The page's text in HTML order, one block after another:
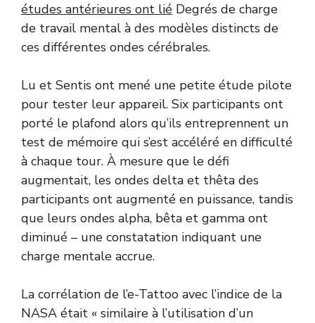
études antérieures ont lié Degrés de charge
de travail mental à des modèles distincts de
ces différentes ondes cérébrales.
Lu et Sentis ont mené une petite étude pilote
pour tester leur appareil. Six participants ont
porté le plafond alors qu’ils entreprennent un
test de mémoire qui s’est accéléré en difficulté
à chaque tour. À mesure que le défi
augmentait, les ondes delta et thêta des
participants ont augmenté en puissance, tandis
que leurs ondes alpha, bêta et gamma ont
diminué – une constatation indiquant une
charge mentale accrue.
La corrélation de l’e-Tattoo avec l’indice de la
NASA était « similaire à l’utilisation d’un